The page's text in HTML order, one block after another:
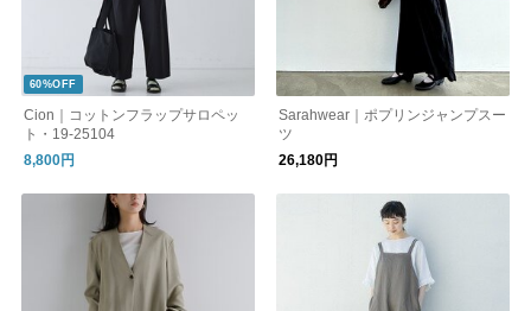
60%OFF
Cion｜コットンフラップサロペッ
ト・19-25104
8,800円
Sarahwear｜ポプリンジャンプスー
ツ
26,180円